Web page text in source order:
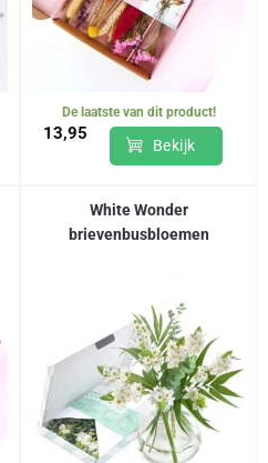
De laatste van dit product!
13,95
Bekijk
White Wonder
brievenbusbloemen